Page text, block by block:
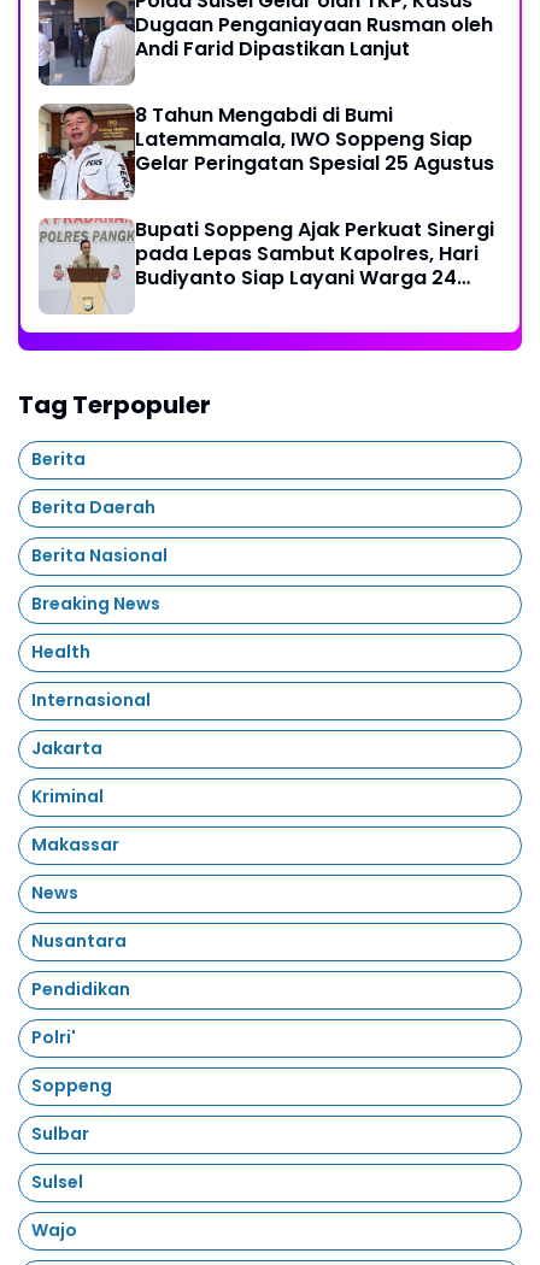
Dugaan Penganiayaan Rusman oleh
Andi Farid Dipastikan Lanjut
8 Tahun Mengabdi di Bumi
Latemmamala, IWO Soppeng Siap
Gelar Peringatan Spesial 25 Agustus
Bupati Soppeng Ajak Perkuat Sinergi
pada Lepas Sambut Kapolres, Hari
Budiyanto Siap Layani Warga 24
Tag Terpopuler
Berita
Berita Daerah
Berita Nasional
Breaking News
Health
Internasional
Jakarta
Kriminal
Makassar
News
Nusantara
Pendidikan
Polri'
Soppeng
Sulbar
Sulsel
Wajo